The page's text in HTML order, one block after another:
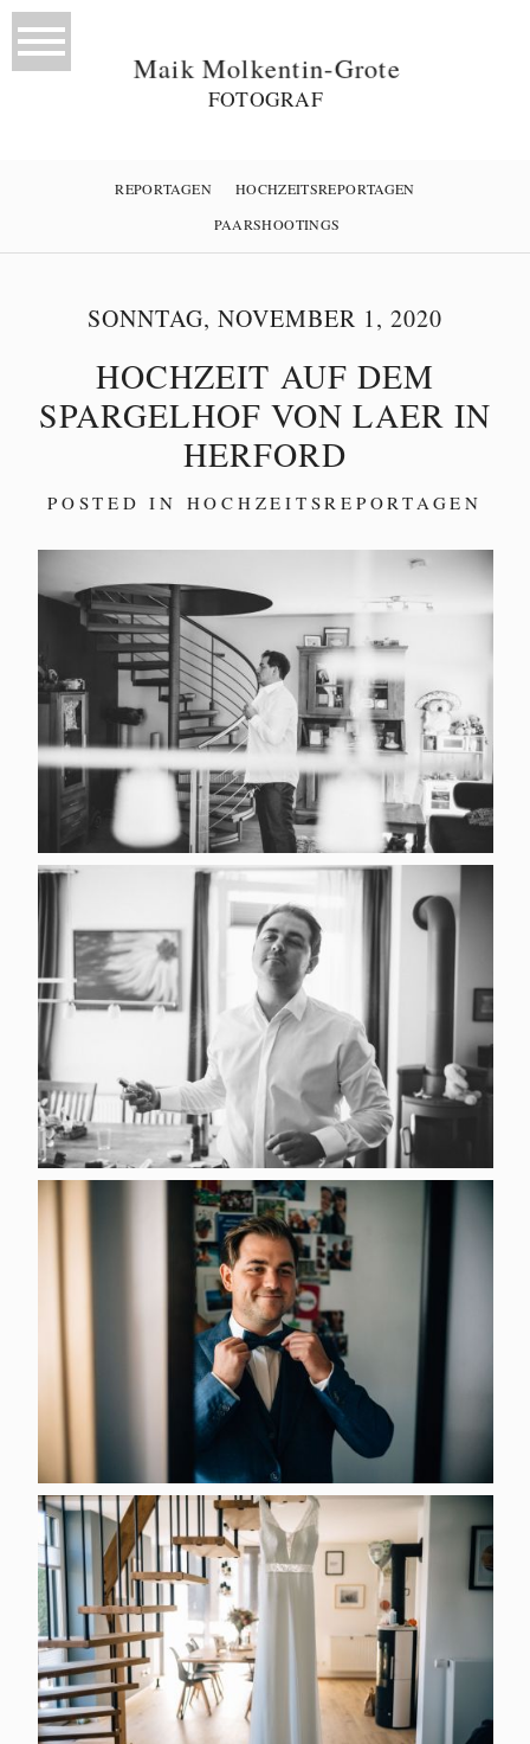
Maik Molkentin-Grote
FOTOGRAF
REPORTAGEN
HOCHZEITSREPORTAGEN
PAARSHOOTINGS
SONNTAG, NOVEMBER 1, 2020
HOCHZEIT AUF DEM
SPARGELHOF VON LAER IN
HERFORD
POSTED IN HOCHZEITSREPORTAGEN